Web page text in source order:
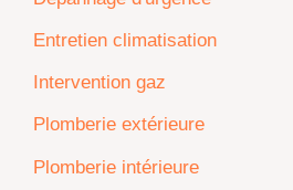
Entretien climatisation
Intervention gaz
Plomberie extérieure
Plomberie intérieure